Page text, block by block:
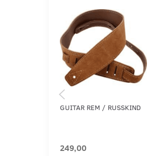
GUITAR REM / RUSSKIND
249,00